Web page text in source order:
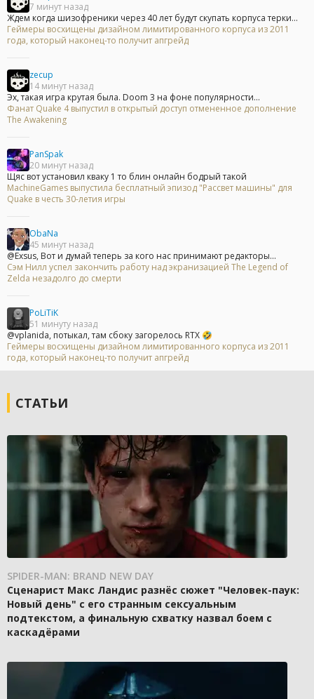
7 минут назад
Ждем когда шизофреники через 40 лет будут скупать корпуса терки...
Геймеры восхищены дизайном лимитированного корпуса из 2011
года, который наконец-то получит апгрейд
zecup
14 минут назад
Эх, такая игра крутая была. Doom 3 на фоне популярности...
Фанат Quake 4 выпустил в открытый доступ отмененное дополнение
The Awakening
PanSpak
20 минут назад
Щяс вот установил кваку 1 то блин онлайн бодрый такой
MachineGames выпустила бесплатный эпизод "Рассвет машины" для
Quake в честь 30-летия игры
ObaNa
45 минут назад
@Exsus, Вот и думай теперь за кого нас принимают редакторы...
Сэм Нилл успел закончить работу над экранизацией The Legend of
Zelda незадолго до смерти
PoLiTiK
51 минуту назад
@vplanida, потыкал, там сбоку загорелось RTX 🤣
Геймеры восхищены дизайном лимитированного корпуса из 2011
года, который наконец-то получит апгрейд
СТАТЬИ
SPIDER-MAN: BRAND NEW DAY
Сценарист Макс Ландис разнёс сюжет "Человек-паук:
Новый день" с его странным сексуальным
подтекстом, а финальную схватку назвал боем с
каскадёрами